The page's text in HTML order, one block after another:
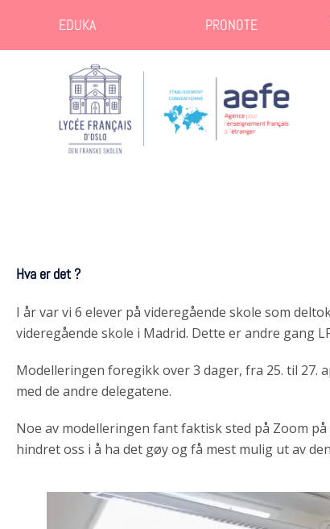
EDUKA PRONOTE
Hva er det ?
I år var vi 6 elever på videregående skole som
videregående skole i Madrid. Dette er andre gang
Modelleringen foregikk over 3 dager, fra 25. til 27.
med de andre delegatene.
Noe av modelleringen fant faktisk sted på Zoom
hindret oss i å ha det gøy og få mest mulig ut av